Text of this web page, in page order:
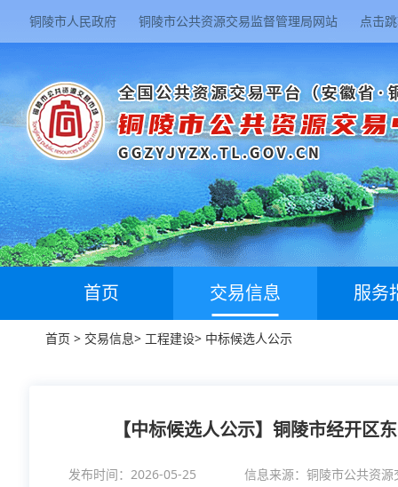
铜陵市人民政府 铜陵市公共资源交易监督管理局网站 点击
首页 交易信息 服务
首页 > 交易信息> 工程建设> 中标候选人公示
【中标候选人公示】铜陵市经开
发布时间：2026-05-25 信息来源： 铜陵市公共资源